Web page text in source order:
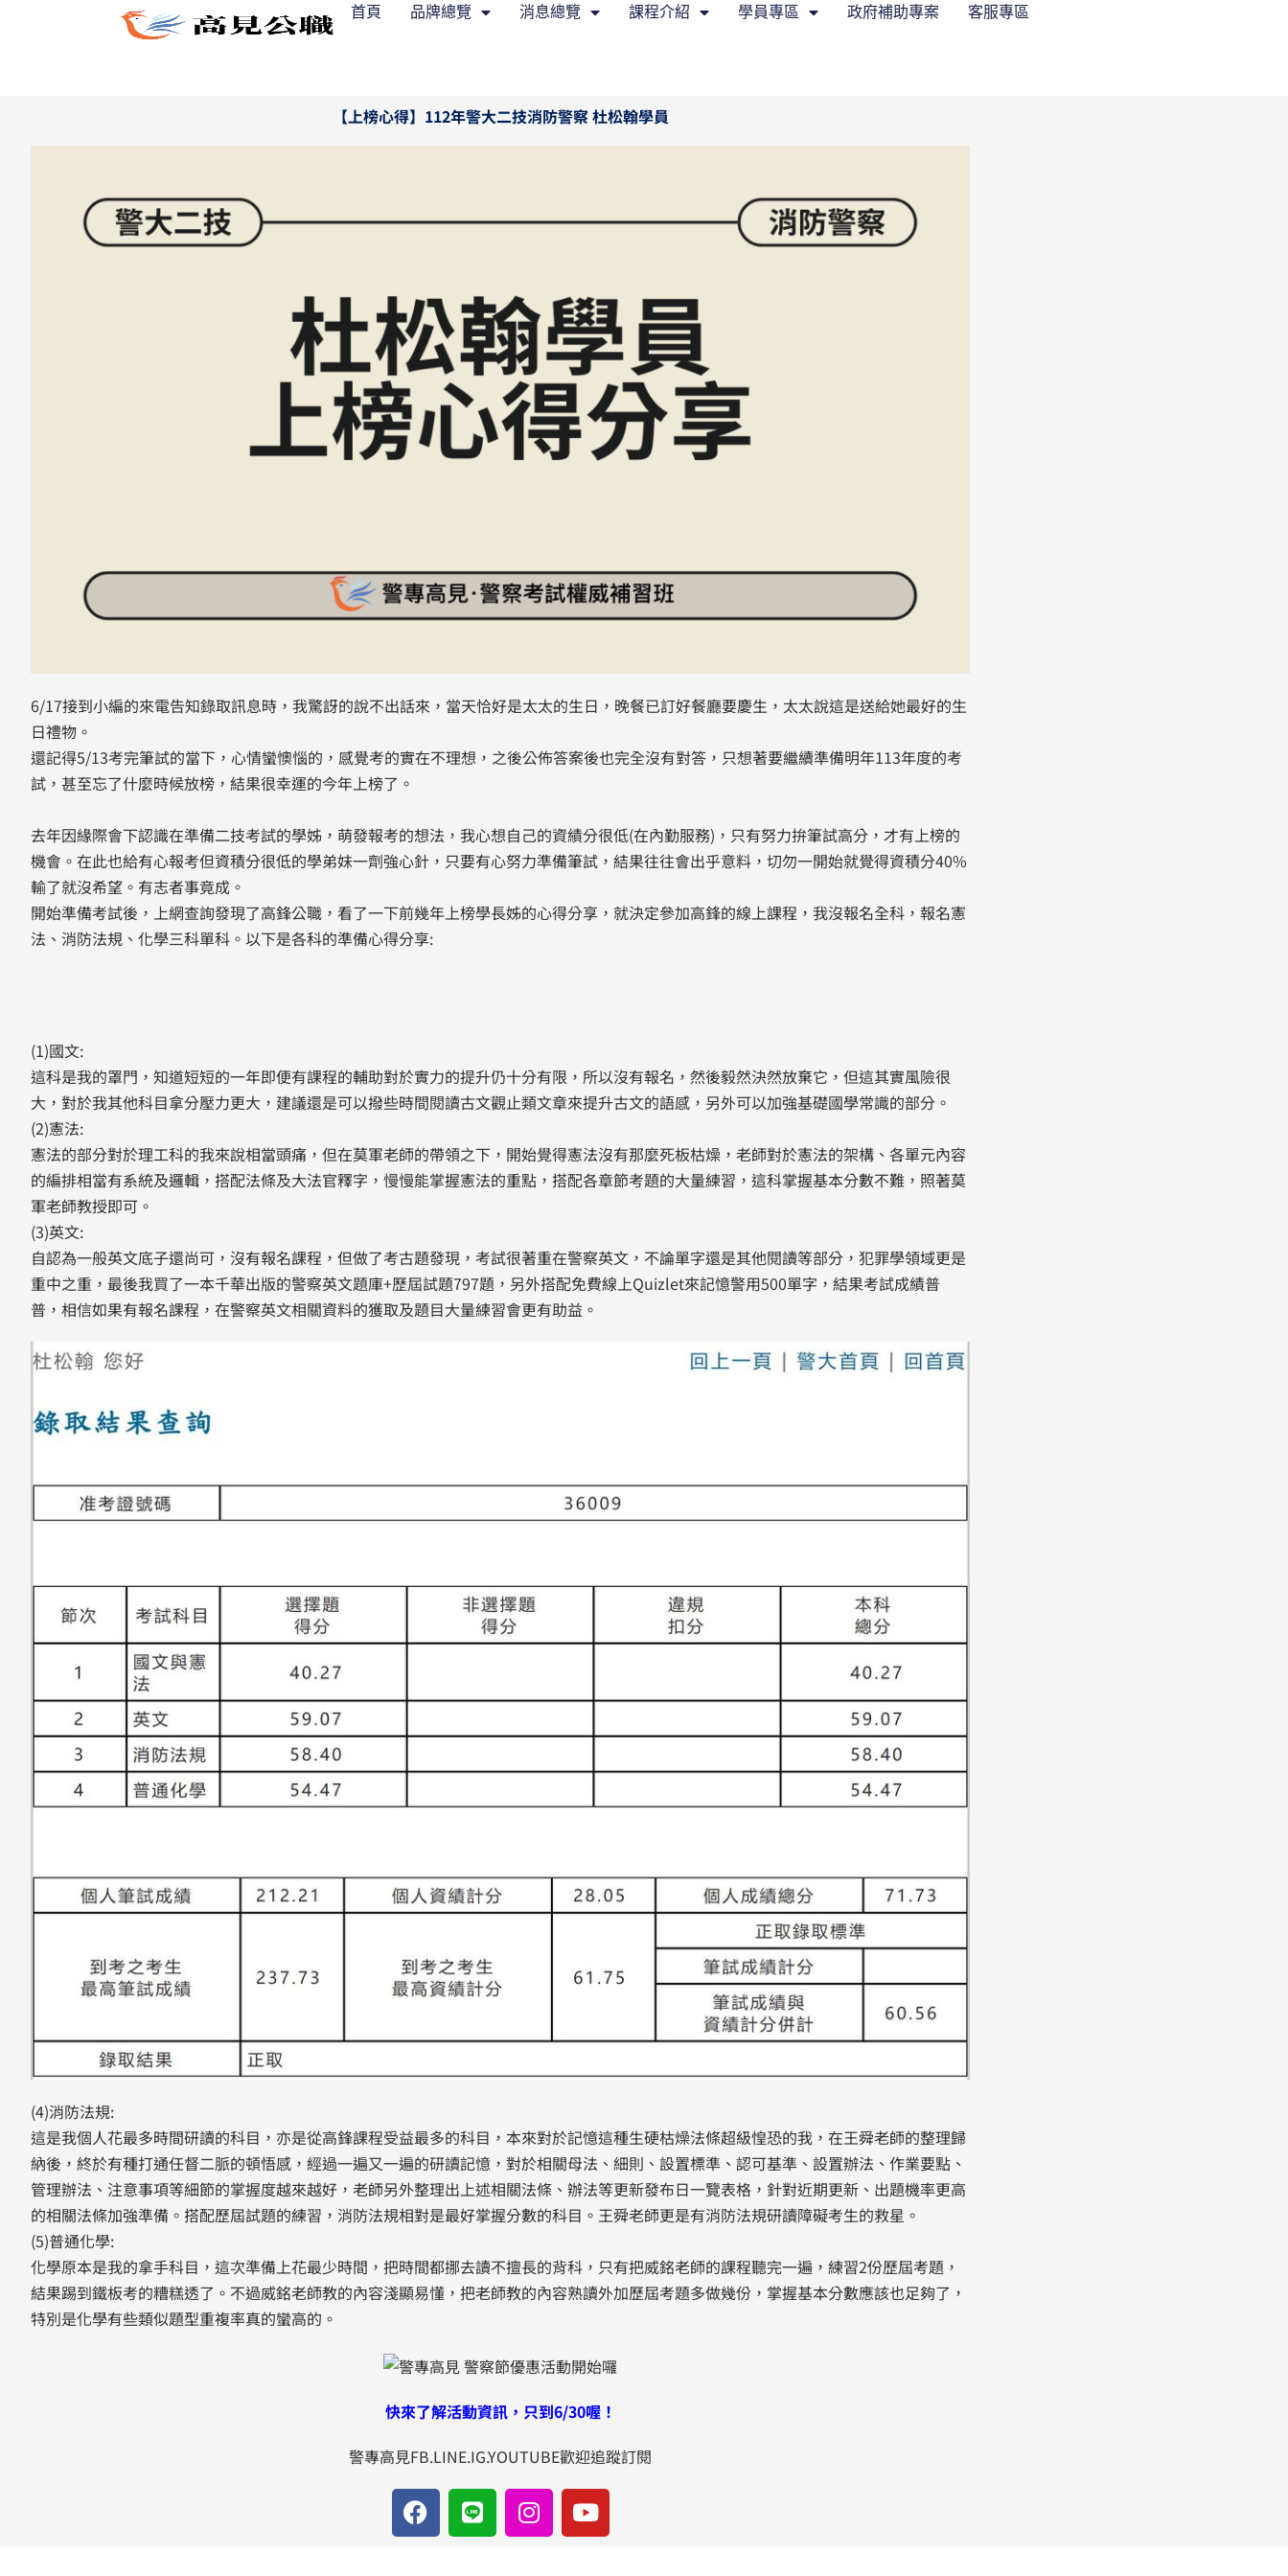
首頁 品牌總覽 消息總覽 課程介紹 學員專區 政府補助專案 客服專區
【上榜心得】112年警大二技消防警察 杜松翰學員
6/17接到小編的來電告知錄取訊息時，我驚訝的說不出話來，當天恰好是太太的生日，晚餐已訂好餐廳要慶生，太太說這是送給她最好的生
日禮物。
還記得5/13考完筆試的當下，心情蠻懊惱的，感覺考的實在不理想，之後公佈答案後也完全沒有對答，只想著要繼續準備明年113年度的考
試，甚至忘了什麼時候放榜，結果很幸運的今年上榜了。
去年因緣際會下認識在準備二技考試的學姊，萌發報考的想法，我心想自己的資績分很低(在內勤服務)，只有努力拚筆試高分，才有上榜的
機會。在此也給有心報考但資積分很低的學弟妹一劑強心針，只要有心努力準備筆試，結果往往會出乎意料，切勿一開始就覺得資積分40%
輸了就沒希望。有志者事竟成。
開始準備考試後，上網查詢發現了高鋒公職，看了一下前幾年上榜學長姊的心得分享，就決定參加高鋒的線上課程，我沒報名全科，報名憲
法、消防法規、化學三科單科。以下是各科的準備心得分享:
(1)國文:
這科是我的罩門，知道短短的一年即便有課程的輔助對於實力的提升仍十分有限，所以沒有報名，然後毅然決然放棄它，但這其實風險很
大，對於我其他科目拿分壓力更大，建議還是可以撥些時間閱讀古文觀止類文章來提升古文的語感，另外可以加強基礎國學常識的部分。
(2)憲法:
憲法的部分對於理工科的我來說相當頭痛，但在莫軍老師的帶領之下，開始覺得憲法沒有那麼死板枯燥，老師對於憲法的架構、各單元內容
的編排相當有系統及邏輯，搭配法條及大法官釋字，慢慢能掌握憲法的重點，搭配各章節考題的大量練習，這科掌握基本分數不難，照著莫
軍老師教授即可。
(3)英文:
自認為一般英文底子還尚可，沒有報名課程，但做了考古題發現，考試很著重在警察英文，不論單字還是其他閱讀等部分，犯罪學領域更是
重中之重，最後我買了一本千華出版的警察英文題庫+歷屆試題797題，另外搭配免費線上Quizlet來記憶警用500單字，結果考試成績普
普，相信如果有報名課程，在警察英文相關資料的獲取及題目大量練習會更有助益。
(4)消防法規:
這是我個人花最多時間研讀的科目，亦是從高鋒課程受益最多的科目，本來對於記憶這種生硬枯燥法條超級惶恐的我，在王舜老師的整理歸
納後，終於有種打通任督二脈的頓悟感，經過一遍又一遍的研讀記憶，對於相關母法、細則、設置標準、認可基準、設置辦法、作業要點、
管理辦法、注意事項等細節的掌握度越來越好，老師另外整理出上述相關法條、辦法等更新發布日一覽表格，針對近期更新、出題機率更高
的相關法條加強準備。搭配歷屆試題的練習，消防法規相對是最好掌握分數的科目。王舜老師更是有消防法規研讀障礙考生的救星。
(5)普通化學:
化學原本是我的拿手科目，這次準備上花最少時間，把時間都挪去讀不擅長的背科，只有把威銘老師的課程聽完一遍，練習2份歷屆考題，
結果踢到鐵板考的糟糕透了。不過威銘老師教的內容淺顯易懂，把老師教的內容熟讀外加歷屆考題多做幾份，掌握基本分數應該也足夠了，
特別是化學有些類似題型重複率真的蠻高的。
快來了解活動資訊，只到6/30喔！
警專高見FB.LINE.IG.YOUTUBE歡迎追蹤訂閱
F
a
c
L
i
n
I
n
s
Y
o
u